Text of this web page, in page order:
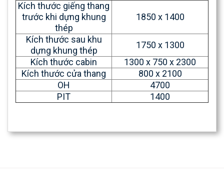
Kích thước giếng thang
trước khi dựng khung
thép
1850 x 1400
Kích thước sau khu
dựng khung thép
1750 x 1300
Kích thước cabin
1300 x 750 x 2300
Kích thước cửa thang
800 x 2100
OH
4700
PIT
1400